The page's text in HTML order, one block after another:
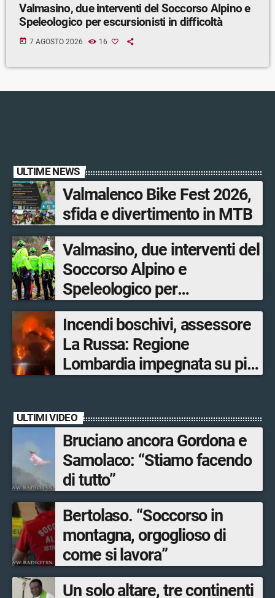
Valmasino, due interventi del Soccorso Alpino e
Speleologico per escursionisti in difficoltà
today 7 AGOSTO 2026 16
ULTIME NEWS
Valmalenco Bike Fest 2026,
sfida e divertimento in MTB
Valmasino, due interventi del
Soccorso Alpino e
Speleologico per
escursionisti in difficoltà
Incendi boschivi, assessore
La Russa: Regione
Lombardia impegnata su più
Sondrio, Milano e Como
ULTIMI VIDEO
Bruciano ancora Gordona e
Samolaco: “Stiamo facendo
di tutto”
Bertolaso. “Soccorso in
montagna, orgoglioso di
come si lavora”
Un solo altare, tre continenti